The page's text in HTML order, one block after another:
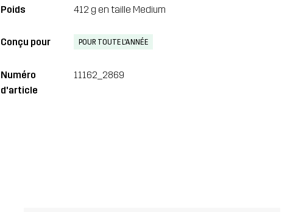
Poids 412 g en taille Medium
Conçu pour POUR TOUTE L'ANNÉE
Numéro
d'article
11162_2869